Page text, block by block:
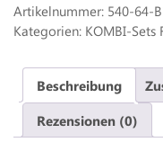
Nischenhöhe
ca.
Box
Artikelnummer: 540-64-
Kategorien: KOMBI-Sets
Beschreibung
Rezensionen (0)